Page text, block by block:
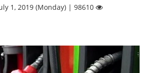
1, 2019 (Monday) | 98610